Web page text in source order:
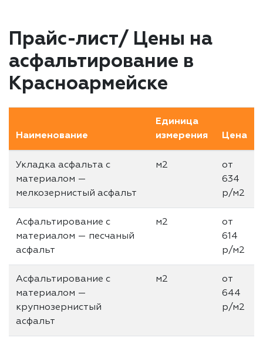
Прайс-лист/ Цены на
асфальтирование в
Красноармейске
Наименование
Единица
измерения
Цена
Укладка асфальта с
материалом —
мелкозернистый асфальт
м2
от
634
р/м2
Асфальтирование с
материалом — песчаный
асфальт
м2
от
614
р/м2
Асфальтирование с
материалом —
крупнозернистый
асфальт
м2
от
644
р/м2